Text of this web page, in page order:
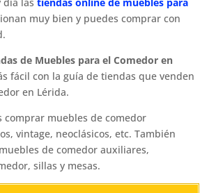
muy bien y puedes comprar con
de Muebles para el Comedor en
fácil con la guía de tiendas que venden
en Lérida.
comprar muebles de comedor
vintage, neoclásicos, etc. También
de comedor auxiliares,
sillas y mesas.